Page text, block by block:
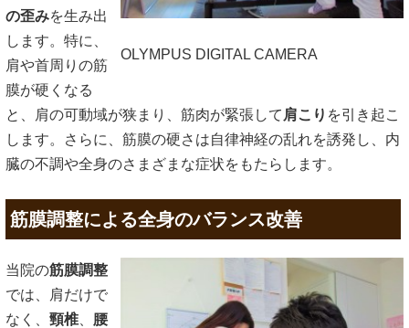
OLYMPUS DIGITAL CAMERA
の歪みを生み出
します。特に、
肩や首周りの筋
膜が硬くなる
と、肩の可動域が狭まり、筋肉が緊張して 肩こり を引き起こ
します。さらに、筋膜の硬さは自律神経の乱れを誘発し、内
臓の不調や全身のさまざまな症状をもたらします。
筋膜調整による全身のバランス改善
当院の筋膜調整
では、肩だけで
なく、 頸椎
腰